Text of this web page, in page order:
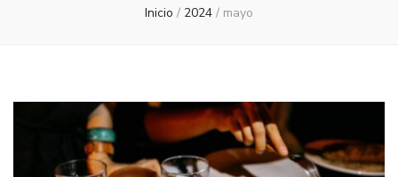
Inicio / 2024 / mayo